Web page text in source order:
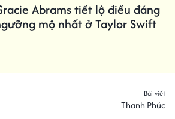
Abrams tiết lộ điều đáng
mộ nhất ở Taylor Swift
Bài viết
Thanh Phúc